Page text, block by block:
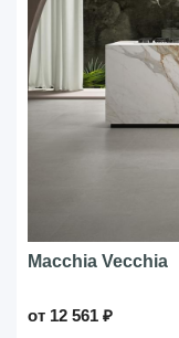
Macchia Vecchia
от 12 561 ₽